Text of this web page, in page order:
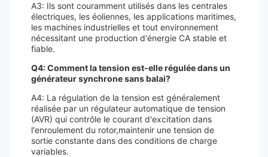
A3: Ils sont couramment utilisés dans les centrales
électriques, les éoliennes, les applications maritimes,
les machines industrielles et tout environnement
nécessitant une production d'énergie CA stable et
fiable.
Q4: Comment la tension est-elle régulée dans un
générateur synchrone sans balai?
A4: La régulation de la tension est généralement
réalisée par un régulateur automatique de tension
(AVR) qui contrôle le courant d'excitation dans
l'enroulement du rotor,maintenir une tension de
sortie constante dans des conditions de charge
variables.